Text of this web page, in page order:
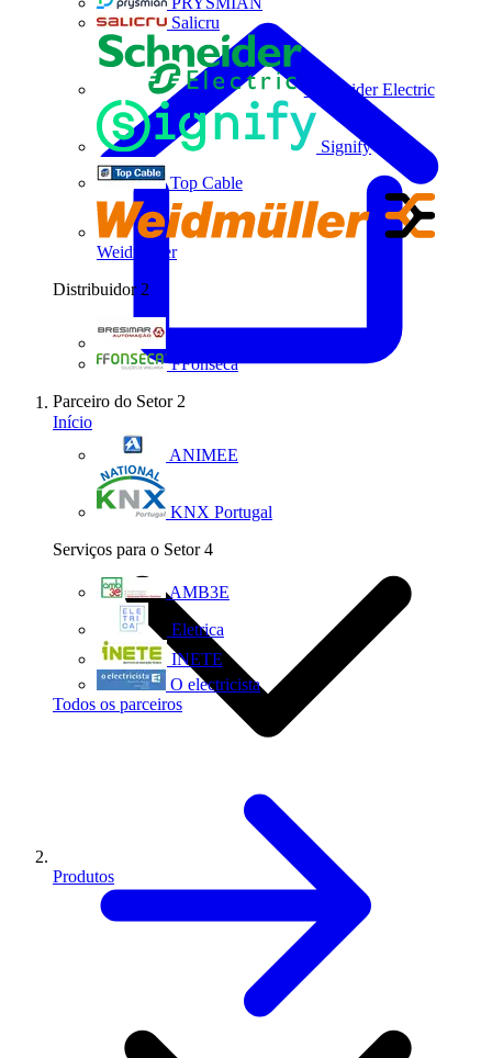
Salicru
Schneider Electric
Signify
Top Cable
Weidmüller
Distribuidor 2
FFonseca
Parceiro do Setor 2
ANIMEE
KNX Portugal
Serviços para o Setor 4
AMB3E
Eletrica
INETE
O electricista
Todos os parceiros
Início
Produtos